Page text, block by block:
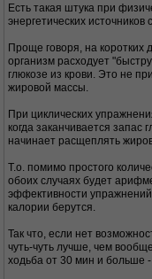
Есть такая штука при
энергетических
Проще говоря, на коротких
организм расходует
глюкозе из крови. Это не
жировой массы.
При циклических
когда заканчивается запас
начинает расщеплять
Т.о. помимо простого
обоих случаях будет
эффективности упражнений
калории берутся.
Так что, если нет
чуть-чуть лучше, чем
ходьба от 30 мин и больше